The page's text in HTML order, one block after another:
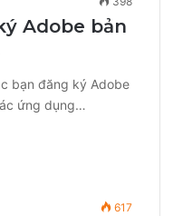
Adobe bản
bạn đăng ký Adobe
ứng dụng…
617